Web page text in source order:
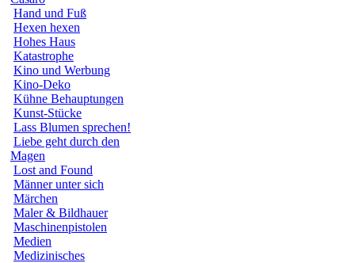
Hand und Fuß
Hexen hexen
Hohes Haus
Katastrophe
Kino und Werbung
Kino-Deko
Kühne Behauptungen
Kunst-Stücke
Lass Blumen sprechen!
Liebe geht durch den
Magen
Lost and Found
Männer unter sich
Märchen
Maler & Bildhauer
Maschinenpistolen
Medien
Medizinisches